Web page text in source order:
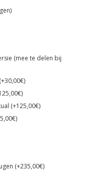
(mee te delen bij
(+125,00€)
(+235,00€)